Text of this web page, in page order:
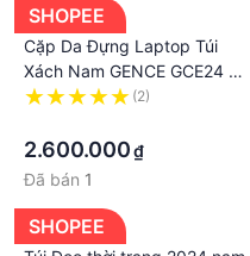
SHOPEE
Cặp Da Đựng Laptop Túi
Xách Nam GENCE GCE24 Da
Bò Cao Cấp Màu Đen Có
(2)
2.600.000₫
Đã bán 1
SHOPEE